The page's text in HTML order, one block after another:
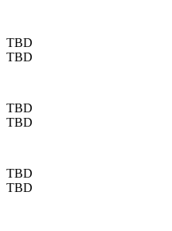
TBD
TBD
TBD
TBD
TBD
TBD